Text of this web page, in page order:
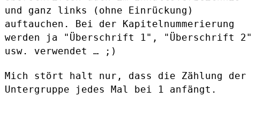
und ganz links (ohne Einrückung)
auftauchen. Bei der Kapitelnummerierung
werden ja "Überschrift 1", "Überschrift 2"
usw. verwendet … ;)
Mich stört halt nur, dass die Zählung der
Untergruppe jedes Mal bei 1 anfängt.